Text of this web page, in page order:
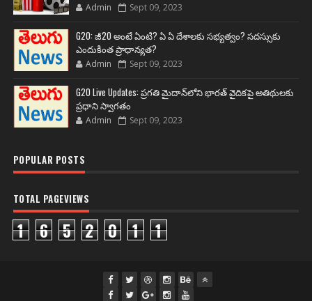
Admin Sept 09, 2023
G20: జీ20 అంటే ఏంటి? ఏ ఏ దేశాలకు సభ్యత్వం? సదస్సుకు
ఎందుకింత ప్రాధాన్యత?
Admin Sept 09, 2023
G20 Live Updates: ప్రగతి మైదాన్‌లోని భారత్ వైదికపై అతిథులకు
ప్రధాని స్వాగతం
Admin Sept 09, 2023
POPULAR POSTS
TOTAL PAGEVIEWS
1 6 5 2 0 1 1